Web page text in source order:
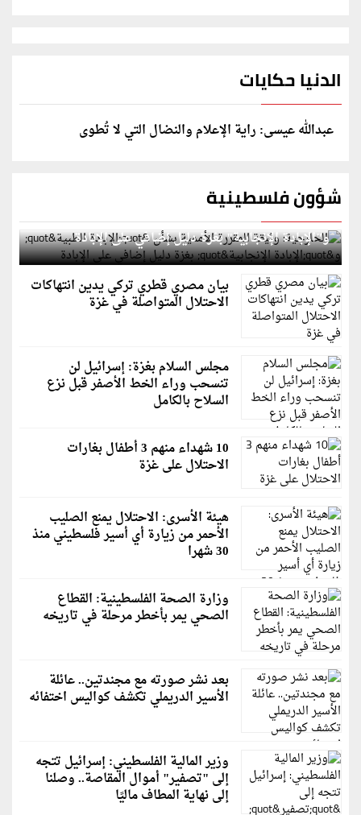
الدنيا حكايات
عبدالله عيسى: راية الإعلام والنضال التي لا تُطوى
شؤون فلسطينية
الخارجية: وثيقة المقررة الأممية بشأن "الإبادة الطبية"
و"الإبادة الإنجابية" بغزة دليل إضافي على الإبادة
بيان مصري قطري تركي يدين انتهاكات
الاحتلال المتواصلة في غزة
مجلس السلام بغزة: إسرائيل لن
تنسحب وراء الخط الأصفر قبل نزع
السلاح بالكامل
10 شهداء منهم 3 أطفال بغارات
الاحتلال على غزة
هيئة الأسرى: الاحتلال يمنع الصليب
الأحمر من زيارة أي أسير فلسطيني منذ
30 شهرا
وزارة الصحة الفلسطينية: القطاع
الصحي يمر بأخطر مرحلة في تاريخه
بعد نشر صورته مع مجندتين.. عائلة
الأسير الدريملي تكشف كواليس اختفائه
وزير المالية الفلسطيني: إسرائيل تتجه
إلى "تصفير" أموال المقاصة.. وصلنا
إلى نهاية المطاف ماليًا